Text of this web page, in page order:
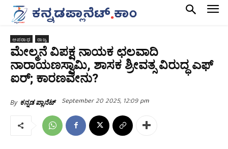
ಅಪರಾಧ ರಾಜ್ಯ
ಮೇಲ್ಮನೆ ವಿಪಕ್ಷ ನಾಯಕ ಛಲವಾದಿ
ನಾರಾಯಣಸ್ವಾಮಿ, ಶಾಸಕ ಶ್ರೀವತ್ಸ ವಿರುದ್ಧ ಎಫ್‌
ಐರ್; ಕಾರಣವೇನು?
By ಕನ್ನಡ ಪ್ಲಾನೆಟ್ September 20 2025, 12:09 pm